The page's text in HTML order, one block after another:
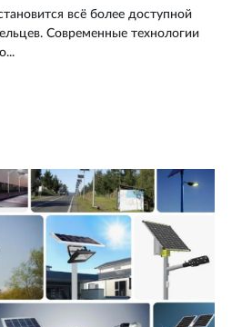
всё более доступной
Современные технологии